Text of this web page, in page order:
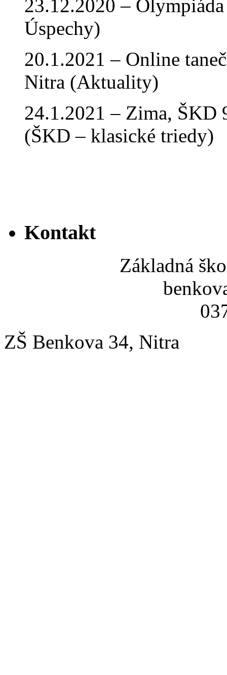
23.12.2020 –
Úspechy)
20.1.2021 – Online
Nitra (Aktuality)
24.1.2021 – Zima, ŠKD
(ŠKD – klasické triedy)
Kontakt
Základná
ZŠ Benkova 34, Nitra